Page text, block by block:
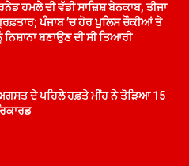
ਹਮਲੇ ਦੀ ਵੱਡੀ ਸਾਜ਼ਿਸ਼ ਬੇਨਕਾਬ, ਤੀਜਾ
ਪੰਜਾਬ ’ਚ ਹੋਰ ਪੁਲਿਸ ਚੌਕੀਆਂ ਤੇ
ਬਣਾਉਣ ਦੀ ਸੀ ਤਿਆਰੀ
ਅਗਸਤ ਦੇ ਪਹਿਲੇ ਹਫ਼ਤੇ ਮੀਂਹ ਨੇ ਤੋੜਿਆ 15